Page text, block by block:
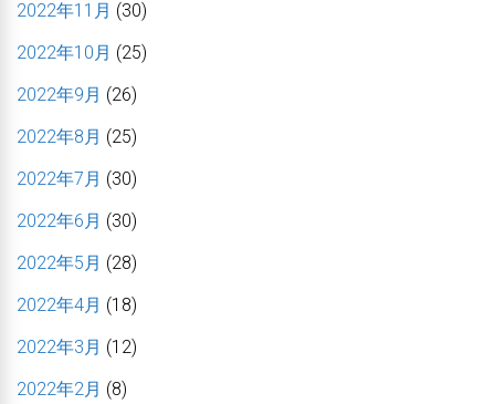
2022年11月 (30)
2022年10月 (25)
2022年9月 (26)
2022年8月 (25)
2022年7月 (30)
2022年6月 (30)
2022年5月 (28)
2022年4月 (18)
2022年3月 (12)
2022年2月 (8)